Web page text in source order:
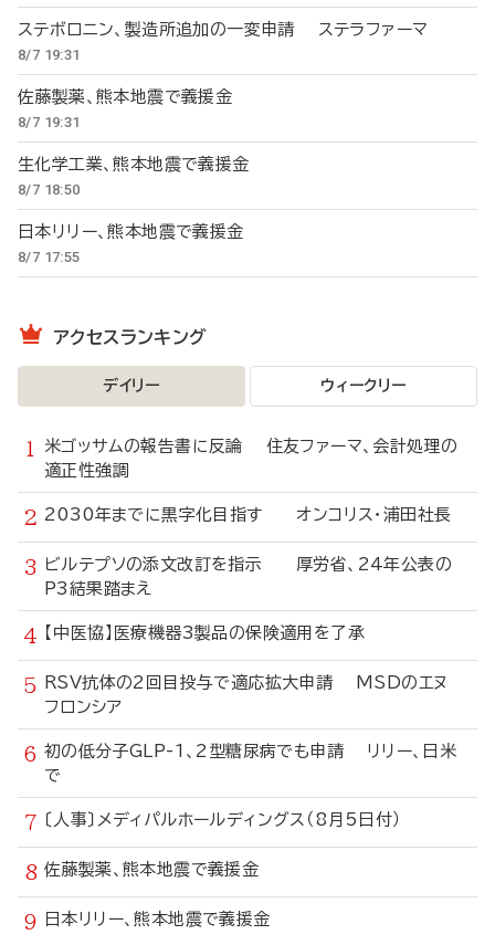
ステボロニン、製造所追加の一変申請 ステラファーマ
8/7 19:31
佐藤製薬、熊本地震で義援金
8/7 19:31
生化学工業、熊本地震で義援金
8/7 18:50
日本リリー、熊本地震で義援金
8/7 17:55
アクセスランキング
デイリー ウィークリー
米ゴッサムの報告書に反論 住友ファーマ、会計処理の
適正性強調
2030年までに黒字化目指す オンコリス・浦田社長
ビルテプソの添文改訂を指示 厚労省、24年公表の
P3結果踏まえ
【中医協】医療機器3製品の保険適用を了承
RSV抗体の2回目投与で適応拡大申請 MSDのエヌ
フロンシア
初の低分子GLP-1、2型糖尿病でも申請 リリー、日米
で
〔人事〕メディパルホールディングス（8月5日付）
佐藤製薬、熊本地震で義援金
日本リリー、熊本地震で義援金